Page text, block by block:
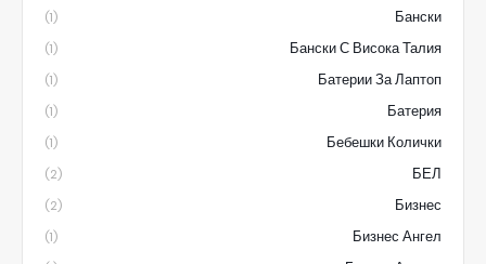
Бански
(1)
Бански С Висока Талия
(1)
Батерии За Лаптоп
(1)
Батерия
(1)
Бебешки Колички
(1)
БЕЛ
(2)
Бизнес
(2)
Бизнес Ангел
(1)